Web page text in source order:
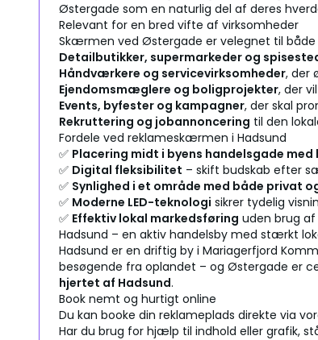
Østergade som en naturlig del af deres
Relevant for en bred vifte af virksomheder
Skærmen ved Østergade er velegnet til både
Detailbutikker, supermarkeder og
Håndværkere og servicevirksomheder, der
Ejendomsmæglere og boligprojekter, der
Events, byfester og kampagner, der skal
Rekruttering og jobannoncering til den
Fordele ved reklameskærmen i Hadsund
✅ Placering midt i byens handelsgade
✅ Digital fleksibilitet – skift budskab efter
✅ Synlighed i et område med både privat
✅ Moderne LED-teknologi sikrer tydelig
✅ Effektiv lokal markedsføring uden brug
Hadsund – en aktiv handelsby med stærkt
Hadsund er en driftig by i Mariagerfjord
besøgende fra oplandet – og Østergade er
hjertet af Hadsund.
Book nemt og hurtigt online
Du kan booke din reklameplads direkte via
Har du brug for hjælp til indhold eller grafik,